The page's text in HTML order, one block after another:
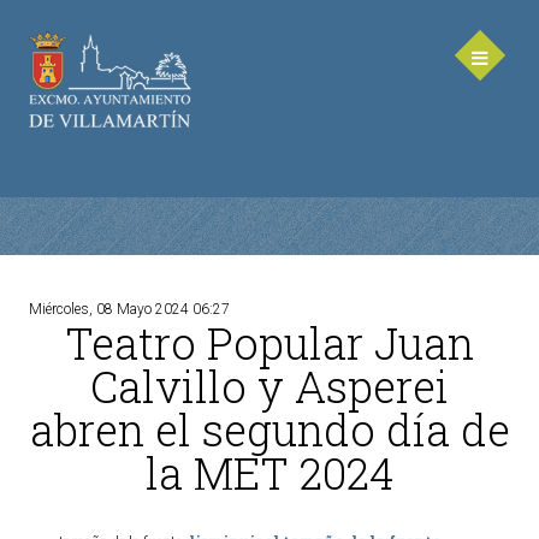
AYUNTAMIENTO
Saluda de la Alcaldesa
Equipo de Gobierno
Corporación Municipal - Legislatura 2023-2027
Delegaciones Municipales
Miércoles, 08 Mayo 2024 06:27
Teatro Popular Juan
Calvillo y Asperei
abren el segundo día de
la MET 2024